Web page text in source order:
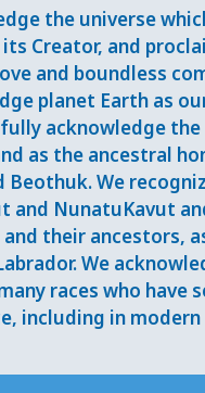
the universe
Creator, and
and boundless
planet Earth as
acknowledge
as the ancestral
Beothuk. We
and NunatuKavut
their ancestors,
We
races who have
including in modern